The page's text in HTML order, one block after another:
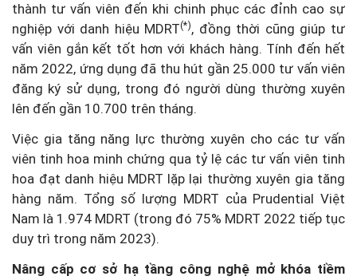
thành tư vấn viên đến khi chinh phục các đỉnh cao sự
nghiệp với danh hiệu MDRT(*), đồng thời cũng giúp tư
vấn viên gắn kết tốt hơn với khách hàng. Tính đến hết
năm 2022, ứng dụng đã thu hút gần 25.000 tư vấn viên
đăng ký sử dụng, trong đó người dùng thường xuyên
lên đến gần 10.700 trên tháng.
Việc gia tăng năng lực thường xuyên cho các tư vấn
viên tinh hoa minh chứng qua tỷ lệ các tư vấn viên tinh
hoa đạt danh hiệu MDRT lặp lại thường xuyên gia tăng
hàng năm. Tổng số lượng MDRT của Prudential Việt
Nam là 1.974 MDRT (trong đó 75% MDRT 2022 tiếp tục
duy trì trong năm 2023).
Nâng cấp cơ sở hạ tầng công nghệ mở khóa tiềm